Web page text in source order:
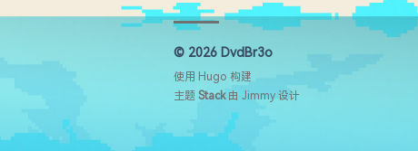
© 2026 DvdBr3o
使用 Hugo 构建
主题 Stack由 Jimmy 设计